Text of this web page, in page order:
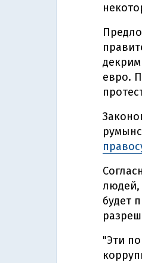
евро.
людей,
будет
"Эти